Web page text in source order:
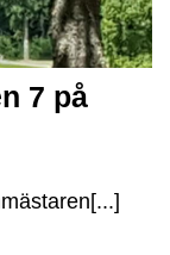
7 på